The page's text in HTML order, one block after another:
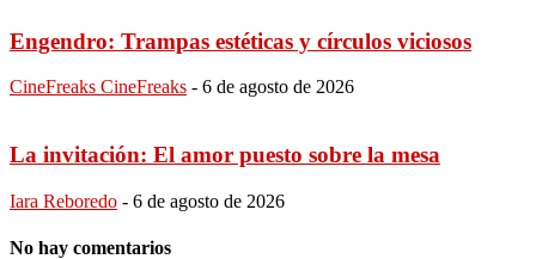
Engendro: Trampas estéticas y círculos viciosos
CineFreaks CineFreaks - 6 de agosto de 2026
La invitación: El amor puesto sobre la mesa
Iara Reboredo - 6 de agosto de 2026
No hay comentarios